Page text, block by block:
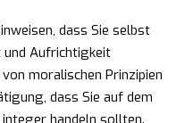
dass Sie selbst
und Aufrichtigkeit
moralischen Prinzipien
dass Sie auf dem
handeln sollten.